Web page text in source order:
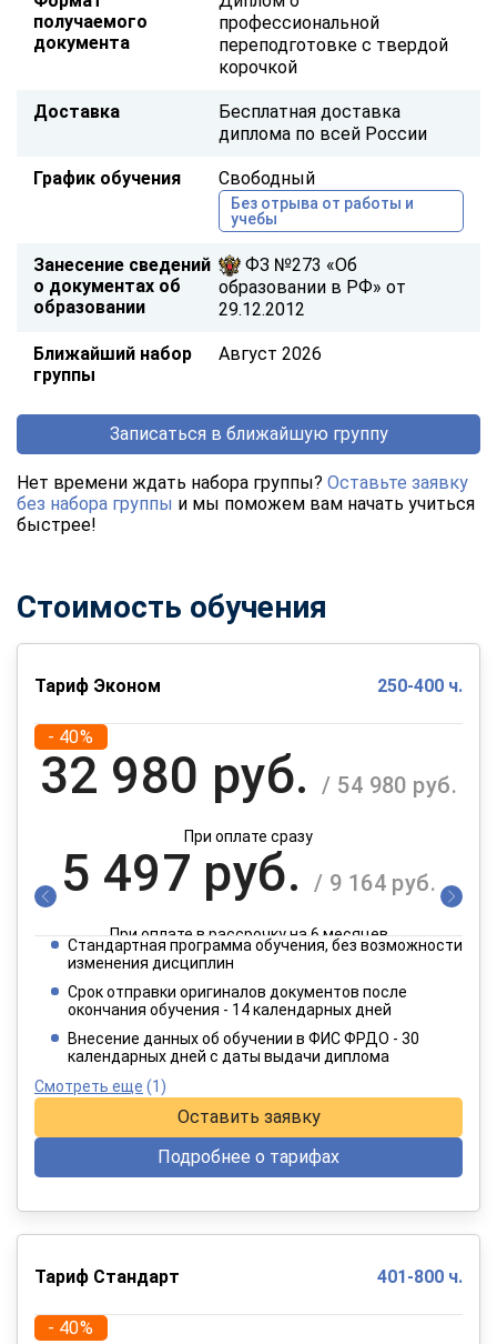
получаемого
документа
профессиональной
переподготовке с твердой
корочкой
Доставка
Бесплатная доставка
диплома по всей России
График обучения Свободный
Без отрыва от работы и
учебы
Занесение сведений
о документах об
образовании
ФЗ №273 «Об
образовании в РФ» от
29.12.2012
Ближайший набор
группы
Август 2026
Записаться в ближайшую группу
Нет времени ждать набора группы? Оставьте заявку
без набора группы и мы поможем вам начать учиться
быстрее!
Стоимость обучения
Тариф Эконом 250-400 ч.
- 40%
32 980 руб. / 54 980 руб.
При оплате сразу
5 497 руб. / 9 164 руб.
При оплате в рассрочку на 6 месяцев
2 749 руб.
При оплате в рассрочку на 12 месяцев
Стандартная программа обучения, без возможности
изменения дисциплин
Срок отправки оригиналов документов после
окончания обучения - 14 календарных дней
Внесение данных об обучении в ФИС ФРДО - 30
календарных дней с даты выдачи диплома
Смотреть еще (1)
Оставить заявку
Подробнее о тарифах
Тариф Стандарт 401-800 ч.
- 40%